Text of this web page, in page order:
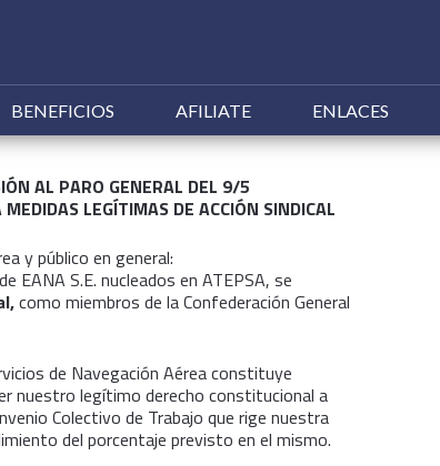
al
contenido
BENEFICIOS AFILIATE ENLACES
AL PARO GENERAL DEL 9/5
LEGÍTIMAS DE ACCIÓN SINDICAL
y público en general:
EANA S.E. nucleados en ATEPSA, se
como miembros de la Confederación General
de Navegación Aérea constituye
nuestro legítimo derecho constitucional a
Colectivo de Trabajo que rige nuestra
del porcentaje previsto en el mismo.